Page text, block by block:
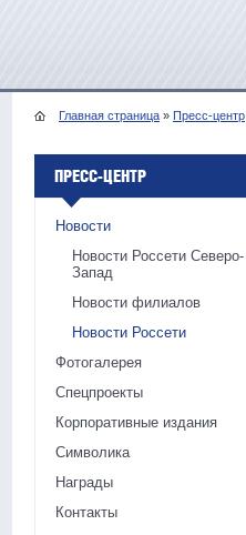
Главная страница » Пресс-центр
ПРЕСС-ЦЕНТР
Новости
Новости Россети Северо-
Запад
Новости филиалов
Новости Россети
Фотогалерея
Спецпроекты
Корпоративные издания
Символика
Награды
Контакты